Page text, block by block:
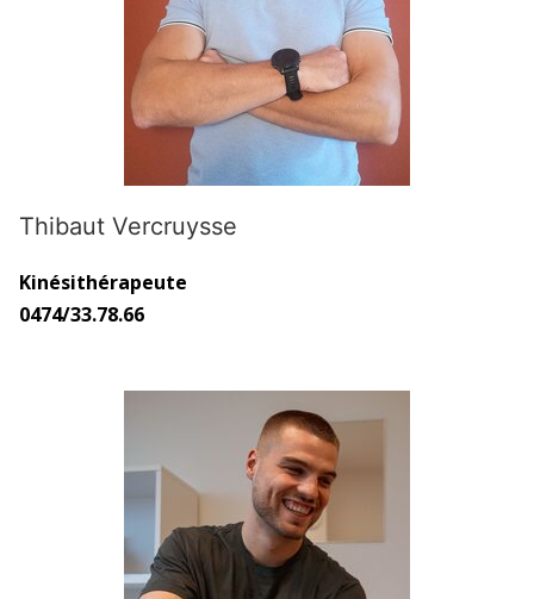
Thibaut Vercruysse
Kinésithérapeute
0474/33.78.66